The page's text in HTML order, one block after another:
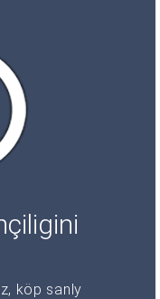
köp sanly